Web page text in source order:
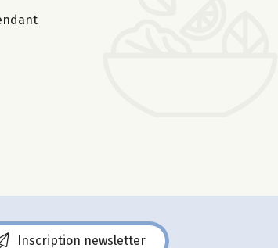
Inscription newsletter